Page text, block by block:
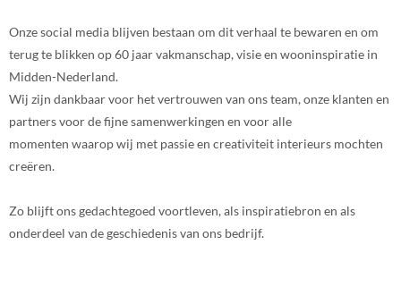
Onze social media blijven bestaan om dit verhaal te bewaren en om
terug te blikken op 60 jaar vakmanschap, visie en wooninspiratie in
Midden-Nederland.
Wij zijn dankbaar voor het vertrouwen van ons team, onze klanten en
partners voor de fijne samenwerkingen en voor alle
momenten waarop wij met passie en creativiteit interieurs mochten
creëren.
Zo blijft ons gedachtegoed voortleven, als inspiratiebron en als
onderdeel van de geschiedenis van ons bedrijf.